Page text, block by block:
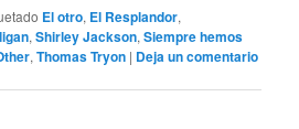
El otro, El Resplandor,
,Shirley Jackson,Siempre hemos
,Thomas Tryon | Deja un comentario